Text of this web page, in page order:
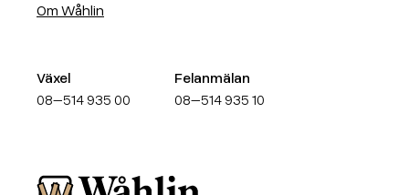
Om Wåhlin
Växel
08–514 935 00
Felanmälan
08–514 935 10
Wåhlin Fastigheter AB